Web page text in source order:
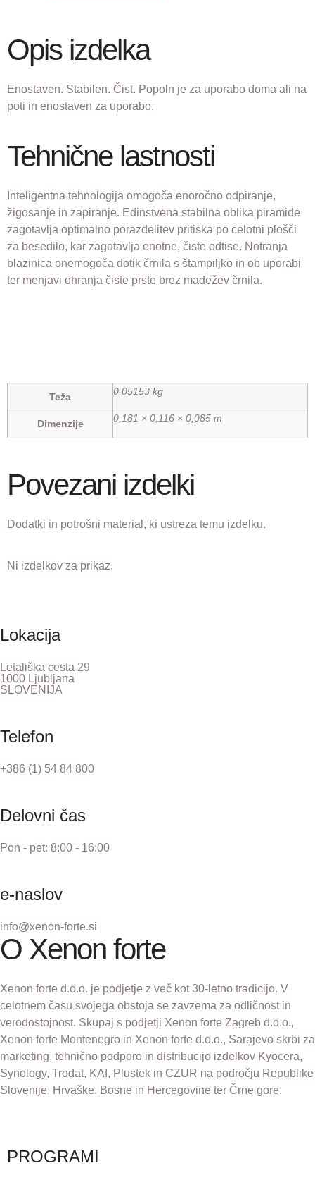
Opis izdelka
Enostaven. Stabilen. Čist. Popoln je za uporabo doma ali na
poti in enostaven za uporabo.
Tehnične lastnosti
Inteligentna tehnologija omogoča enoročno odpiranje,
žigosanje in zapiranje. Edinstvena stabilna oblika piramide
zagotavlja optimalno porazdelitev pritiska po celotni plošči
za besedilo, kar zagotavlja enotne, čiste odtise. Notranja
blazinica onemogoča dotik črnila s štampiljko in ob uporabi
ter menjavi ohranja čiste prste brez madežev črnila.
Teža 0,05153 kg
Dimenzije 0,181 × 0,116 × 0,085 m
Povezani izdelki
Dodatki in potrošni material, ki ustreza temu izdelku.
Ni izdelkov za prikaz.
Lokacija
Letališka cesta 29
1000 Ljubljana
SLOVENIJA
Telefon
+386 (1) 54 84 800
Delovni čas
Pon - pet: 8:00 - 16:00
e-naslov
info@xenon-forte.si
O Xenon forte
Xenon forte d.o.o. je podjetje z več kot 30-letno tradicijo. V
celotnem času svojega obstoja se zavzema za odličnost in
verodostojnost. Skupaj s podjetji Xenon forte Zagreb d.o.o.,
Xenon forte Montenegro in Xenon forte d.o.o., Sarajevo skrbi za
marketing, tehnično podporo in distribucijo izdelkov Kyocera,
Synology, Trodat, KAI, Plustek in CZUR na področju Republike
Slovenije, Hrvaške, Bosne in Hercegovine ter Črne gore.
PROGRAMI